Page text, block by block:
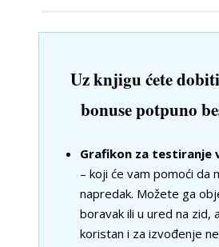
Uz knjigu ćete
bonuse potpuno
Grafikon za
– koji će vam pomoći da
napredak. Možete ga
boravak ili u ured na zid,
koristan i za izvođenje